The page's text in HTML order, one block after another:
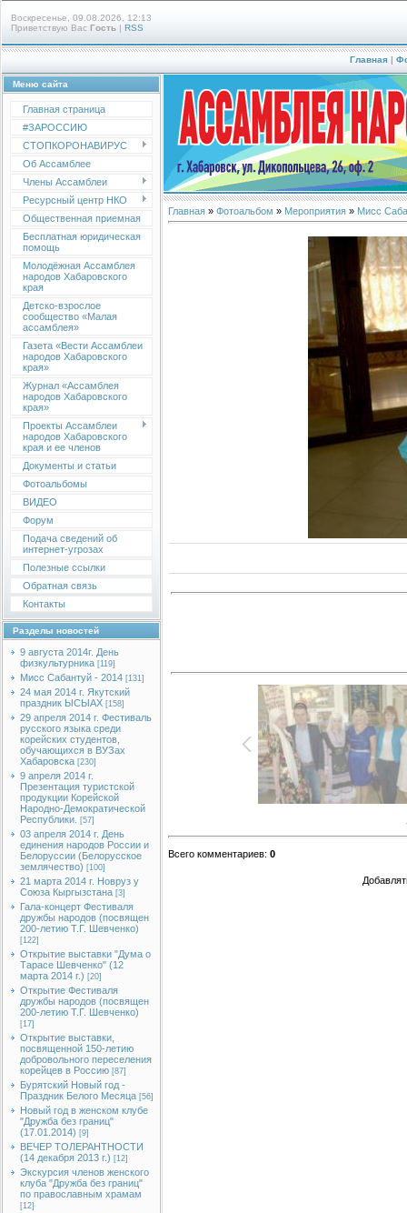
Воскресенье, 09.08.2026, 12:13
Приветствую Вас Гость | RSS
Главная |
Меню сайта
Главная страница
#ЗАРОССИЮ
СТОПКОРОНАВИРУС
Об Ассамблее
Члены Ассамблеи
Ресурсный центр НКО
Общественная приемная
Бесплатная юридическая
помощь
Молодёжная Ассамблея
народов Хабаровского
края
Детско-взрослое
сообщество «Малая
ассамблея»
Газета «Вести Ассамблеи
народов Хабаровского
края»
Журнал «Ассамблея
народов Хабаровского
края»
Проекты Ассамблеи
народов Хабаровского
края и ее членов
Документы и статьи
Фотоальбомы
ВИДЕО
Форум
Подача сведений об
интернет-угрозах
Полезные ссылки
Обратная связь
Контакты
Разделы новостей
9 августа 2014г. День
физкультурника [119]
Мисс Сабантуй - 2014 [131]
24 мая 2014 г. Якутский
праздник ЫСЫАХ [158]
29 апреля 2014 г. Фестиваль
русского языка среди
корейских студентов,
обучающихся в ВУЗах
Хабаровска [230]
9 апреля 2014 г.
Презентация туристской
продукции Корейской
Народно-Демократической
Республики.
[57]
03 апреля 2014 г. День
единения народов России и
Белоруссии (Белорусское
землячество) [100]
21 марта 2014 г. Новруз у
Союза Кыргызстана [3]
Гала-концерт Фестиваля
дружбы народов (посвящен
200-летию Т.Г. Шевченко)
[122]
Открытие выставки "Дума о
Тарасе Шевченко" (12
марта 2014 г.) [20]
Открытие Фестиваля
дружбы народов (посвящен
200-летию Т.Г. Шевченко)
[17]
Открытие выставки,
посвященной 150-летию
добровольного переселения
корейцев в Россию [87]
Бурятский Новый год -
Праздник Белого Месяца [56]
Новый год в женском клубе
"Дружба без границ"
(17.01.2014) [9]
ВЕЧЕР ТОЛЕРАНТНОСТИ
(14 декабря 2013 г.) [12]
Экскурсия членов женского
клуба "Дружба без границ"
по православным храмам
[12]
Главная » Фотоальбом » Мероприятия » Мисс
Всего комментариев: 0